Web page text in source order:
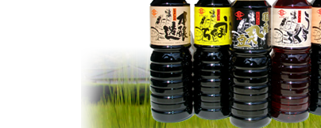
株
式
会
社
は